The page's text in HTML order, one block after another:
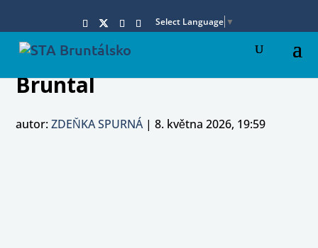
Select Language ▼
Bruntal
autor:ZDEŇKA SPURNÁ|8. května 2026, 19:59